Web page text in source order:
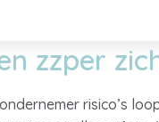
zzper
risico’s